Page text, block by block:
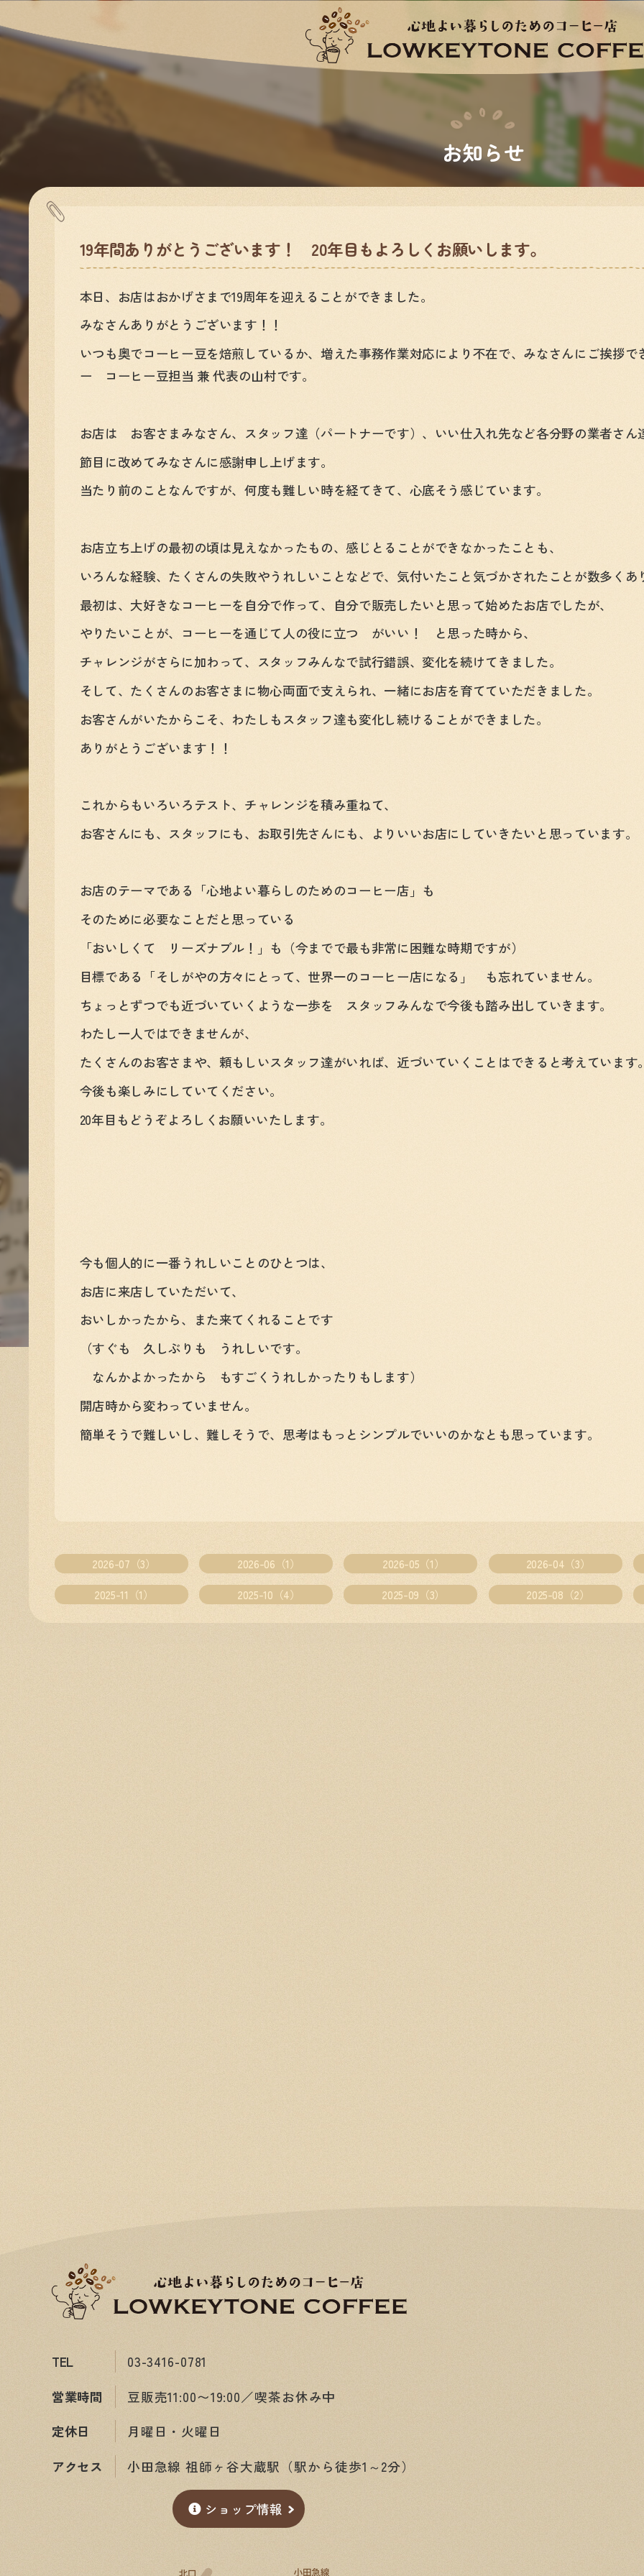
お知らせ
19年間ありがとうございます！ 20年目もよろしくお願いします。
本日、お店はおかげさまで19周年を迎えることができました。
みなさんありがとうございます！！
いつも奥でコーヒー豆を焙煎しているか、増えた事務作業対応により不在で、みなさんにご挨拶
ー コーヒー豆担当 兼 代表の山村です。
お店は お客さまみなさん、スタッフ達（パートナーです）、いい仕入れ先など各分野の業者さ
節目に改めてみなさんに感謝申し上げます。
当たり前のことなんですが、何度も難しい時を経てきて、心底そう感じています。
お店立ち上げの最初の頃は見えなかったもの、感じとることができなかったことも、
いろんな経験、たくさんの失敗やうれしいことなどで、気付いたこと気づかされたことが数多くあ
最初は、大好きなコーヒーを自分で作って、自分で販売したいと思って始めたお店でしたが、
やりたいことが、コーヒーを通じて人の役に立つ がいい！ と思った時から、
チャレンジがさらに加わって、スタッフみんなで試行錯誤、変化を続けてきました。
そして、たくさんのお客さまに物心両面で支えられ、一緒にお店を育てていただきました。
お客さんがいたからこそ、わたしもスタッフ達も変化し続けることができました。
ありがとうございます！！
これからもいろいろテスト、チャレンジを積み重ねて、
お客さんにも、スタッフにも、お取引先さんにも、よりいいお店にしていきたいと思っています。
お店のテーマである「心地よい暮らしのためのコーヒー店」も
そのために必要なことだと思っている
「おいしくて リーズナブル！」も（今までで最も非常に困難な時期ですが）
目標である「そしがやの方々にとって、世界一のコーヒー店になる」 も忘れていません。
ちょっとずつでも近づいていくような一歩を スタッフみんなで今後も踏み出していきます。
わたし一人ではできませんが、
たくさんのお客さまや、頼もしいスタッフ達がいれば、近づいていくことはできると考えています
今後も楽しみにしていてください。
20年目もどうぞよろしくお願いいたします。
今も個人的に一番うれしいことのひとつは、
お店に来店していただいて、
おいしかったから、また来てくれることです
（すぐも 久しぶりも うれしいです。
なんかよかったから もすごくうれしかったりもします）
開店時から変わっていません。
簡単そうで難しいし、難しそうで、思考はもっとシンプルでいいのかなとも思っています。
2026-07（3） 2026-06（1） 2026-05（1）
2026-04（3）
2025-11（1）
2025-10（4） 2025-09（3） 2025-08（2）
TEL
03-3416-0781
営業時間
豆販売11:00〜19:00／喫茶お休み中
定休日
月曜日・火曜日
アクセス
小田急線 祖師ヶ谷大蔵駅（駅から徒歩1～2分）
ショップ情報